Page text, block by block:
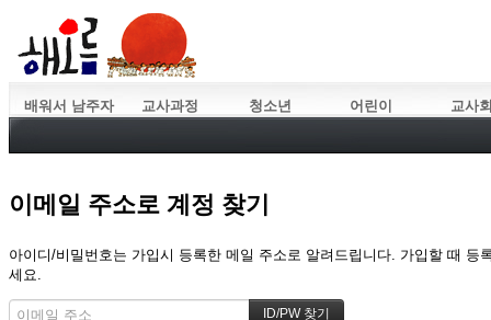
배워서 남주자 교사과정 청소년 어린이 교사
이메일 주소로 계정 찾기
아이디/비밀번호는 가입시 등록한 메일 주소로 알려드립니다. 가입할 때
세요.